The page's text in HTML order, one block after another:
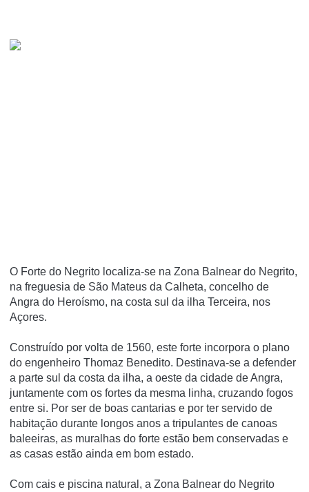
O Forte do Negrito localiza-se na Zona Balnear do Negrito,
na freguesia de São Mateus da Calheta, concelho de
Angra do Heroísmo, na costa sul da ilha Terceira, nos
Açores.
Construído por volta de 1560, este forte incorpora o plano
do engenheiro Thomaz Benedito. Destinava-se a defender
a parte sul da costa da ilha, a oeste da cidade de Angra,
juntamente com os fortes da mesma linha, cruzando fogos
entre si. Por ser de boas cantarias e por ter servido de
habitação durante longos anos a tripulantes de canoas
baleeiras, as muralhas do forte estão bem conservadas e
as casas estão ainda em bom estado.
Com cais e piscina natural, a Zona Balnear do Negrito